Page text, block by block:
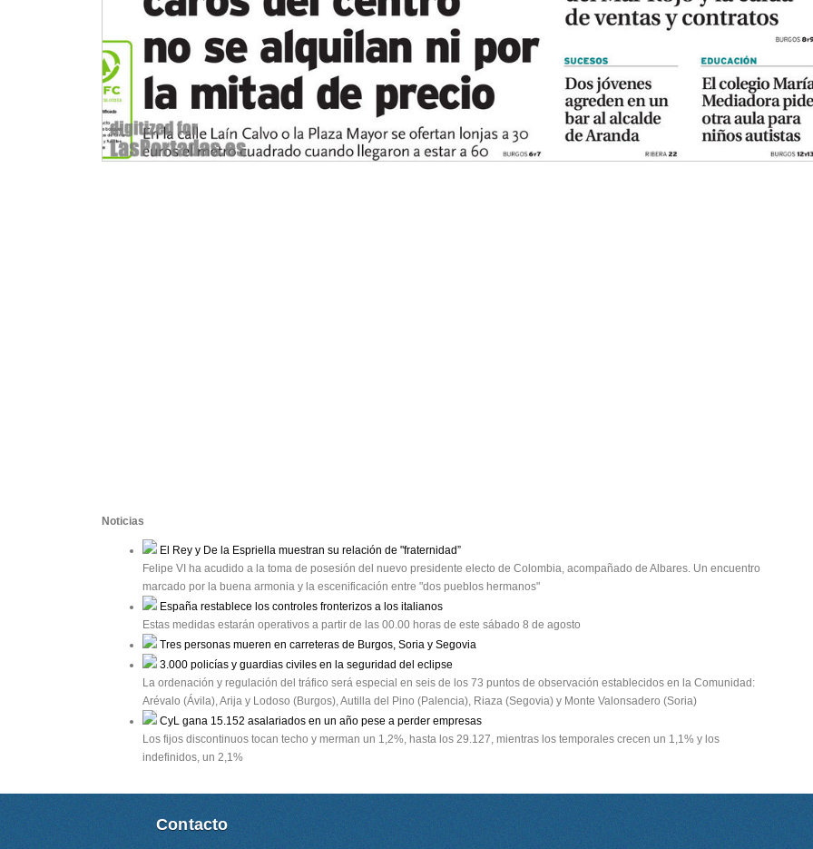
Noticias
El Rey y De la Espriella muestran su relación de "fraternidad”
Felipe VI ha acudido a la toma de posesión del nuevo presidente electo de Colombia, acompañado de Albares. Un encuentro
marcado por la buena armonia y la escenificación entre "dos pueblos hermanos"
España restablece los controles fronterizos a los italianos
Estas medidas estarán operativos a partir de las 00.00 horas de este sábado 8 de agosto
Tres personas mueren en carreteras de Burgos, Soria y Segovia
3.000 policías y guardias civiles en la seguridad del eclipse
La ordenación y regulación del tráfico será especial en seis de los 73 puntos de observación establecidos en la Comunidad:
Arévalo (Ávila), Arija y Lodoso (Burgos), Autilla del Pino (Palencia), Riaza (Segovia) y Monte Valonsadero (Soria)
CyL gana 15.152 asalariados en un año pese a perder empresas
Los fijos discontinuos tocan techo y merman un 1,2%, hasta los 29.127, mientras los temporales crecen un 1,1% y los
indefinidos, un 2,1%
Contacto